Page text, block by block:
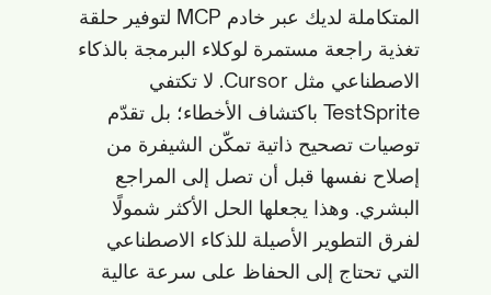
المتكاملة لديك عبر خادم MCP لتوفير حلقة
تغذية راجعة مستمرة لوكلاء البرمجة بالذكاء
الاصطناعي مثل Cursor. لا تكتفي
TestSprite باكتشاف الأخطاء؛ بل تقدّم
توصيات تصحيح ذاتية تمكّن الشيفرة من
إصلاح نفسها قبل أن تصل إلى المراجع
البشري. وهذا يجعلها الحل الأكثر شمولًا
لفرق التطوير الأصيلة للذكاء الاصطناعي
التي تحتاج إلى الحفاظ على سرعة عالية